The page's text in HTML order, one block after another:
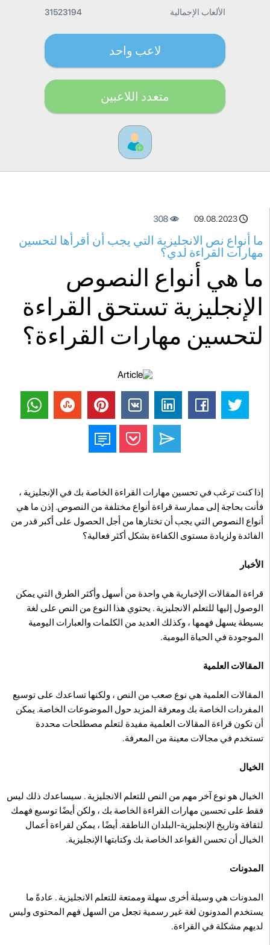
الألعاب الإجمالية 31523194
لاعب واحد
متعدد اللاعبين
09.08.2023
308
ما أنواع نص الانجليزية التي يجب أن أقرأها لتحسين
مهارات القراءة لدي؟
ما هي أنواع النصوص
الإنجليزية تستحق القراءة
لتحسين مهارات القراءة؟
إذا كنت ترغب في تحسين مهارات القراءة الخاصة بك في الإنجليزية ،
فأنت بحاجة إلى ممارسة قراءة أنواع مختلفة من النصوص. إذن ما هي
أنواع النصوص التي يجب أن تختارها من أجل الحصول على أكبر قدر من
الفائدة ولزيادة مستوى الكفاءة بشكل أكثر فعالية؟
الأخبار
قراءة المقالات الإخبارية هي واحدة من أسهل وأكثر الطرق التي يمكن
الوصول إليها للتعلم الانجليزية . يحتوي هذا النوع من النص على لغة
بسيطة يسهل فهمها ، وكذلك العديد من الكلمات والعبارات اليومية
الموجودة في الحياة اليومية.
المقالات العلمية
المقالات العلمية هي نوع صعب من النص ، ولكنها تساعدك على توسيع
المفردات الخاصة بك ومعرفة المزيد حول الموضوعات الخاصة. يمكن
أن تكون قراءة المقالات العلمية مفيدة لتعلم مصطلحات محددة
تستخدم في مجالات معينة من المعرفة.
الخيال
الخيال هو نوع آخر مهم من النص للتعلم الانجليزية . سيساعدك ذلك ليس
فقط على تحسين مهارات القراءة الخاصة بك ، ولكن أيضًا توسيع فهمك
لثقافة وتاريخ الإنجليزية-البلدان الناطقة. أيضًا ، يمكن لقراءة أعمال
الخيال أن تحسن القواعد الخاصة بك وكتابتها الإنجليزية.
المدونات
المدونات هي وسيلة أخرى سهلة وممتعة للتعلم الانجليزية . عادةً ما
يستخدم المدونون لغة غير رسمية تجعل من السهل فهم المحتوى وليس
لديهم مشكلة في القراءة.